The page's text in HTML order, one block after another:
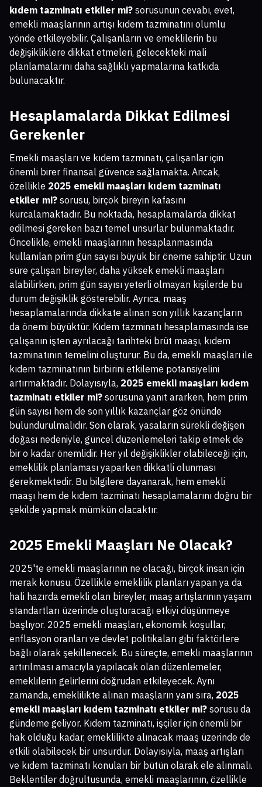
kıdem tazminatı etkiler mi? sorusunun cevabı, evet,
emekli maaşlarının artışı kıdem tazminatını olumlu
yönde etkileyebilir. Çalışanların ve emeklilerin bu
değişikliklere dikkat etmeleri, gelecekteki mali
planlamalarını daha sağlıklı yapmalarına katkıda
bulunacaktır.
Hesaplamalarda Dikkat Edilmesi
Gerekenler
Emekli maaşları ve kıdem tazminatı, çalışanlar için
önemli birer finansal güvence sağlamakta. Ancak,
özellikle 2025 emekli maaşları kıdem tazminatı
etkiler mi? sorusu, birçok bireyin kafasını
kurcalamaktadır. Bu noktada, hesaplamalarda dikkat
edilmesi gereken bazı temel unsurlar bulunmaktadır.
Öncelikle, emekli maaşlarının hesaplanmasında
kullanılan prim gün sayısı büyük bir öneme sahiptir. Uzun
süre çalışan bireyler, daha yüksek emekli maaşları
alabilirken, prim gün sayısı yeterli olmayan kişilerde bu
durum değişiklik gösterebilir. Ayrıca, maaş
hesaplamalarında dikkate alınan son yıllık kazançların
da önemi büyüktür. Kıdem tazminatı hesaplamasında ise
çalışanın işten ayrılacağı tarihteki brüt maaşı, kıdem
tazminatının temelini oluşturur. Bu da, emekli maaşları ile
kıdem tazminatının birbirini etkileme potansiyelini
artırmaktadır. Dolayısıyla, 2025 emekli maaşları kıdem
tazminatı etkiler mi? sorusuna yanıt ararken, hem prim
gün sayısı hem de son yıllık kazançlar göz önünde
bulundurulmalıdır. Son olarak, yasaların sürekli değişen
doğası nedeniyle, güncel düzenlemeleri takip etmek de
bir o kadar önemlidir. Her yıl değişiklikler olabileceği için,
emeklilik planlaması yaparken dikkatli olunması
gerekmektedir. Bu bilgilere dayanarak, hem emekli
maaşı hem de kıdem tazminatı hesaplamalarını doğru bir
şekilde yapmak mümkün olacaktır.
2025 Emekli Maaşları Ne Olacak?
2025'te emekli maaşlarının ne olacağı, birçok insan için
merak konusu. Özellikle emeklilik planları yapan ya da
hali hazırda emekli olan bireyler, maaş artışlarının yaşam
standartları üzerinde oluşturacağı etkiyi düşünmeye
başlıyor. 2025 emekli maaşları, ekonomik koşullar,
enflasyon oranları ve devlet politikaları gibi faktörlere
bağlı olarak şekillenecek. Bu süreçte, emekli maaşlarının
artırılması amacıyla yapılacak olan düzenlemeler,
emeklilerin gelirlerini doğrudan etkileyecek. Aynı
zamanda, emeklilikte alınan maaşların yanı sıra, 2025
emekli maaşları kıdem tazminatı etkiler mi? sorusu da
gündeme geliyor. Kıdem tazminatı, işçiler için önemli bir
hak olduğu kadar, emeklilikte alınacak maaş üzerinde de
etkili olabilecek bir unsurdur. Dolayısıyla, maaş artışları
ve kıdem tazminatı konuları bir bütün olarak ele alınmalı.
Beklentiler doğrultusunda, emekli maaşlarının, özellikle